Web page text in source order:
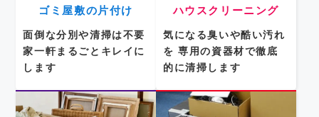
ゴミ屋敷の片付け
面倒な分別や清掃は不要
家一軒まるごとキレイに
します
ハウスクリーニング
気になる臭いや酷い汚れ
を 専用の資器材で徹底
的に清掃します